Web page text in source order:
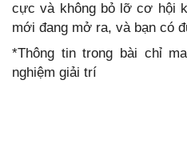
cực và không bỏ lỡ cơ hội
mới đang mở ra, và bạn có
*Thông tin trong bài chỉ
nghiệm giải trí